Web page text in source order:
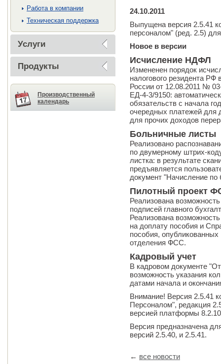
Работа в компании
Техническая поддержка
Услуги
Продукты
Производственный
календарь
24.10.2011
Выпущена версия 2.5.41
персоналом" (ред. 2.5)
Новое в версии
Исчисление НДФЛ
Измененен порядок
налогового резидента
России от 12.08.2011 №
ЕД-4-3/9150:
обязательств с начала
очередных платежей для
для прочих доходов
Больничные листы
Реализовано
по двумерному штрих-
листка: в результате
предъявляется
документ "Начисление по
Пилотный проект
Реализована
подписей главного
Реализована
на доплату пособия и
пособия, опубликованных
отделения ФСС.
Кадровый учет
В кадровом документе
возможность указания
датами начала и
Внимание! Версия 2.5.41
Персоналом", редакция
версией платформы
Версия предназначена
версий 2.5.40, и 2.5.41.
← все новости